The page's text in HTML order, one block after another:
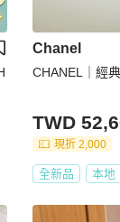
Chanel
CHANEL｜經
TWD
現折 2,000
全新品 本地